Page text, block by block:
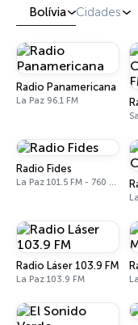
Bolívia Cidades
Radio Panamericana
La Paz 96.1 FM
Radio Fides
La Paz 101.5 FM - 760 AM
Radio Láser 103.9 FM
La Paz 103.9 FM